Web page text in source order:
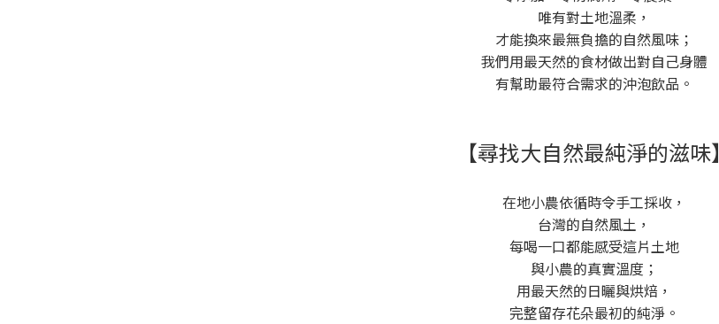
唯有對土地溫柔，
才能換來最無負擔的自然風味；
我們用最天然的食材做出對自己身體
有幫助最符合需求的沖泡飲品。
【尋找大自然最純淨的滋味】
在地小農依循時令手工採收，
台灣的自然風土，
每喝一口都能感受這片土地
與小農的真實溫度；
用最天然的日曬與烘焙，
完整留存花朵最初的純淨。